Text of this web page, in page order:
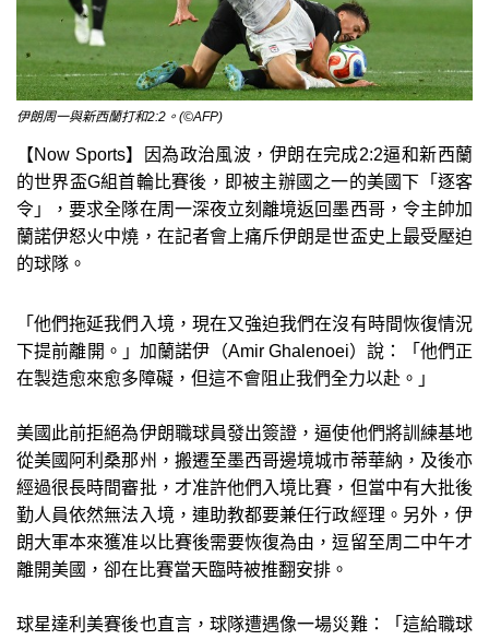
伊朗周一與新西蘭打和2:2。(©AFP)
【Now Sports】因為政治風波，伊朗在完成2:2逼和新西蘭
的世界盃G組首輪比賽後，即被主辦國之一的美國下「逐客
令」，要求全隊在周一深夜立刻離境返回墨西哥，令主帥加
蘭諾伊怒火中燒，在記者會上痛斥伊朗是世盃史上最受壓迫
的球隊。
「他們拖延我們入境，現在又強迫我們在沒有時間恢復情況
下提前離開。」加蘭諾伊（Amir Ghalenoei）說：「他們正
在製造愈來愈多障礙，但這不會阻止我們全力以赴。」
美國此前拒絕為伊朗職球員發出簽證，逼使他們將訓練基地
從美國阿利桑那州，搬遷至墨西哥邊境城市蒂華納，及後亦
經過很長時間審批，才准許他們入境比賽，但當中有大批後
勤人員依然無法入境，連助教都要兼任行政經理。另外，伊
朗大軍本來獲准以比賽後需要恢復為由，逗留至周二中午才
離開美國，卻在比賽當天臨時被推翻安排。
球星達利美賽後也直言，球隊遭遇像一場災難：「這給職球